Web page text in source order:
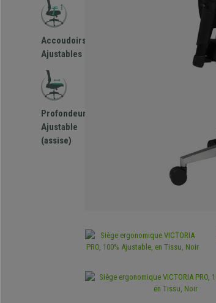
Accoudoirs
Ajustables
Profondeur
Ajustable
(assise)